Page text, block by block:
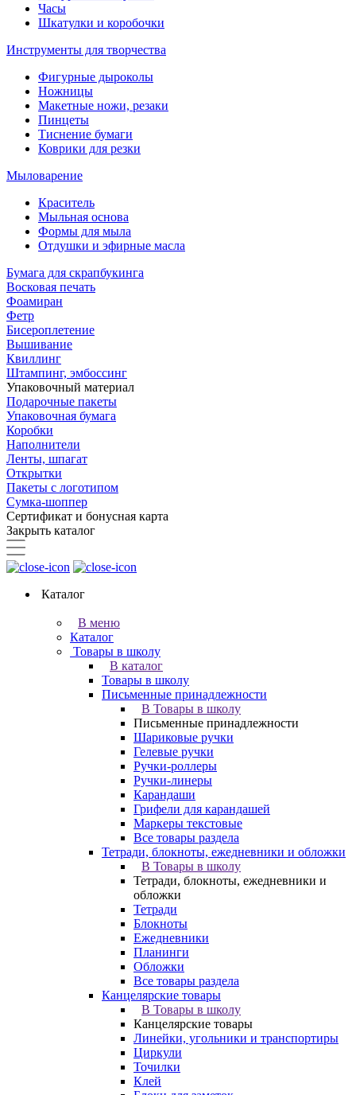
Часы
Шкатулки и коробочки
Инструменты для творчества
Фигурные дыроколы
Ножницы
Макетные ножи, резаки
Пинцеты
Тиснение бумаги
Коврики для резки
Мыловарение
Краситель
Мыльная основа
Формы для мыла
Отдушки и эфирные масла
Бумага для скрапбукинга
Восковая печать
Фоамиран
Фетр
Бисероплетение
Вышивание
Квиллинг
Штампинг, эмбоссинг
Упаковочный материал
Подарочные пакеты
Упаковочная бумага
Коробки
Наполнители
Ленты, шпагат
Открытки
Пакеты с логотипом
Сумка-шоппер
Сертификат и бонусная карта
Закрыть каталог
Каталог
В меню
Каталог
Товары в школу
В каталог
Товары в школу
Письменные принадлежности
В Товары в школу
Письменные принадлежности
Шариковые ручки
Гелевые ручки
Ручки-роллеры
Ручки-линеры
Карандаши
Грифели для карандашей
Маркеры текстовые
Все товары раздела
Тетради, блокноты, ежедневники и обложки
В Товары в школу
Тетради, блокноты, ежедневники и
обложки
Тетради
Блокноты
Ежедневники
Планинги
Обложки
Все товары раздела
Канцелярские товары
В Товары в школу
Канцелярские товары
Линейки, угольники и транспортиры
Циркули
Точилки
Клей